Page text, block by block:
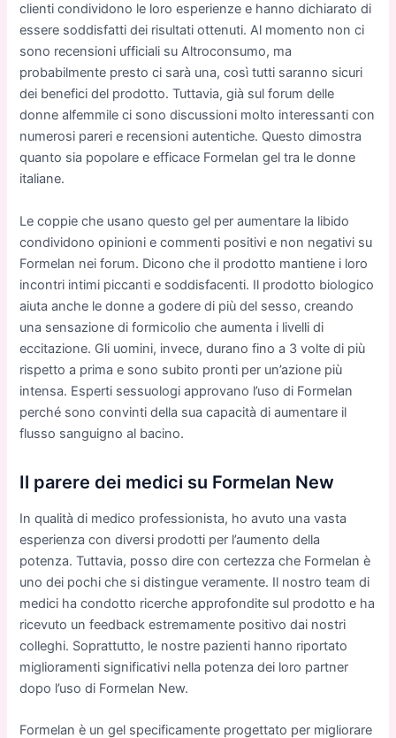
clienti condividono le loro esperienze e hanno dichiarato di
essere soddisfatti dei risultati ottenuti. Al momento non ci
sono recensioni ufficiali su Altroconsumo, ma
probabilmente presto ci sarà una, così tutti saranno sicuri
dei benefici del prodotto. Tuttavia, già sul forum delle
donne alfemmile ci sono discussioni molto interessanti con
numerosi pareri e recensioni autentiche. Questo dimostra
quanto sia popolare e efficace Formelan gel tra le donne
italiane.
Le coppie che usano questo gel per aumentare la libido
condividono opinioni e commenti positivi e non negativi su
Formelan nei forum. Dicono che il prodotto mantiene i loro
incontri intimi piccanti e soddisfacenti. Il prodotto biologico
aiuta anche le donne a godere di più del sesso, creando
una sensazione di formicolio che aumenta i livelli di
eccitazione. Gli uomini, invece, durano fino a 3 volte di più
rispetto a prima e sono subito pronti per un’azione più
intensa. Esperti sessuologi approvano l’uso di Formelan
perché sono convinti della sua capacità di aumentare il
flusso sanguigno al bacino.
Il parere dei medici su Formelan New
In qualità di medico professionista, ho avuto una vasta
esperienza con diversi prodotti per l’aumento della
potenza. Tuttavia, posso dire con certezza che Formelan è
uno dei pochi che si distingue veramente. Il nostro team di
medici ha condotto ricerche approfondite sul prodotto e ha
ricevuto un feedback estremamente positivo dai nostri
colleghi. Soprattutto, le nostre pazienti hanno riportato
miglioramenti significativi nella potenza dei loro partner
dopo l’uso di Formelan New.
Formelan è un gel specificamente progettato per migliorare